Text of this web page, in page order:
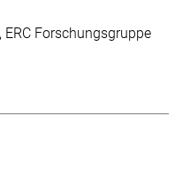
ERC Forschungsgruppe